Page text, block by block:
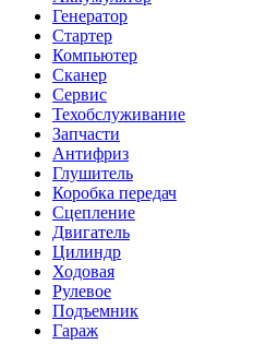
Генератор
Стартер
Компьютер
Сканер
Сервис
Техобслуживание
Запчасти
Антифриз
Глушитель
Коробка передач
Сцепление
Двигатель
Цилиндр
Ходовая
Рулевое
Подъемник
Гараж